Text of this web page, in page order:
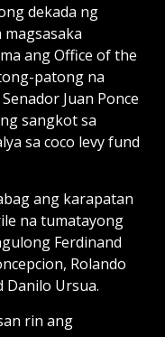
dekada ng
ang Office of the
patong na
Juan Ponce
sangkot sa
sa coco levy fund
ang karapatan
na tumatayong
Ferdinand
Rolando
Danilo Ursua.
rin ang